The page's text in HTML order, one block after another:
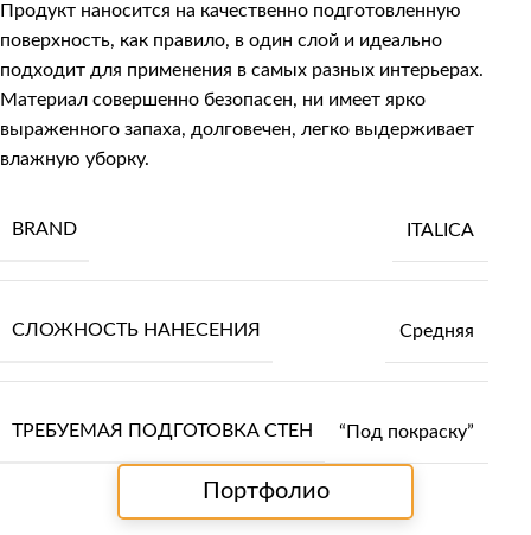
Продукт наносится на качественно подготовленную
поверхность, как правило, в один слой и идеально
подходит для применения в самых разных интерьерах.
Материал совершенно безопасен, ни имеет ярко
выраженного запаха, долговечен, легко выдерживает
влажную уборку.
BRAND ITALICA
СЛОЖНОСТЬ НАНЕСЕНИЯ Средняя
ТРЕБУЕМАЯ ПОДГОТОВКА СТЕН “Под покраску”
Портфолио